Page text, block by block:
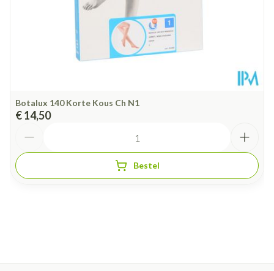
Botalux 140 Korte Kous Ch N1
€ 14,50
Bestel